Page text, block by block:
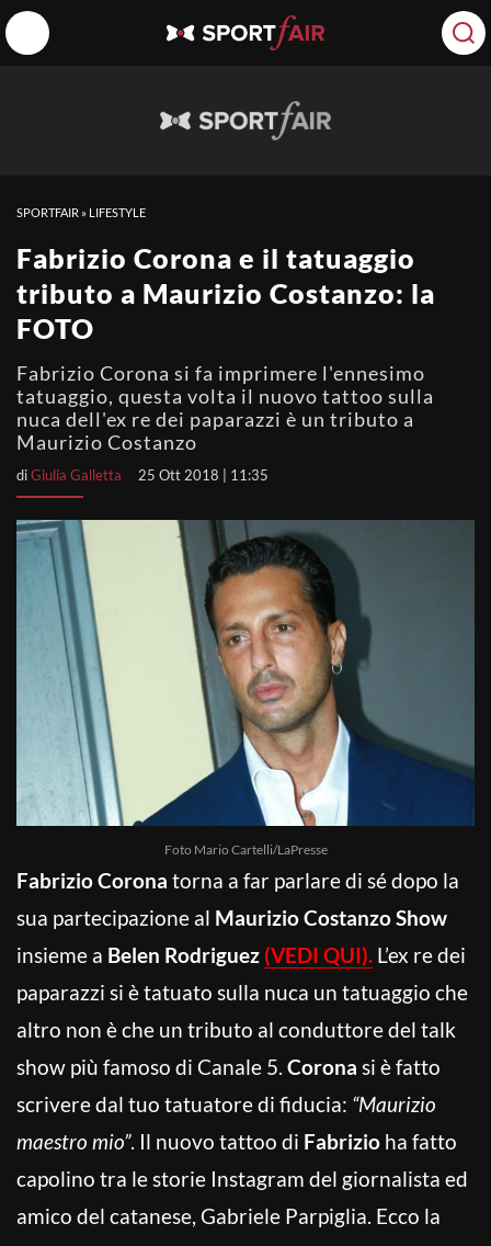
SPORTFAIR » LIFESTYLE
Fabrizio Corona e il tatuaggio
tributo a Maurizio Costanzo: la
FOTO
Fabrizio Corona si fa imprimere l'ennesimo
tatuaggio, questa volta il nuovo tattoo sulla
nuca dell'ex re dei paparazzi è un tributo a
Maurizio Costanzo
diGiulia Galletta 25 Ott 2018 | 11:35
Foto Mario Cartelli/LaPresse
Fabrizio Corona torna a far parlare di sé dopo la
sua partecipazione al Maurizio Costanzo Show
insieme a Belen Rodriguez (VEDI QUI). L’ex re dei
paparazzi si è tatuato sulla nuca un tatuaggio che
altro non è che un tributo al conduttore del talk
show più famoso di Canale 5. Corona si è fatto
scrivere dal tuo tatuatore di fiducia: “Maurizio
maestro mio”. Il nuovo tattoo di Fabrizio ha fatto
capolino tra le storie Instagram del giornalista ed
amico del catanese, Gabriele Parpiglia. Ecco la